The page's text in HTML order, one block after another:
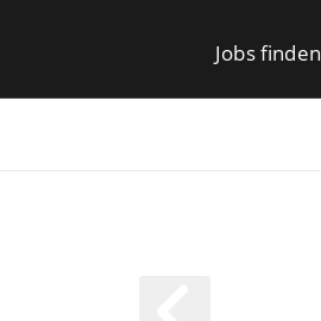
Jobs finden